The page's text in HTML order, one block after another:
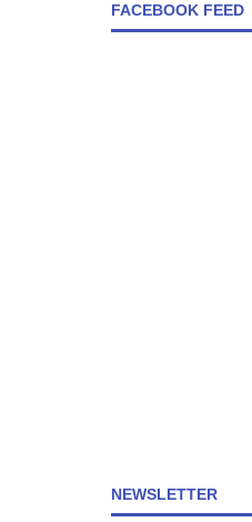
FACEBOOK FEED
NEWSLETTER